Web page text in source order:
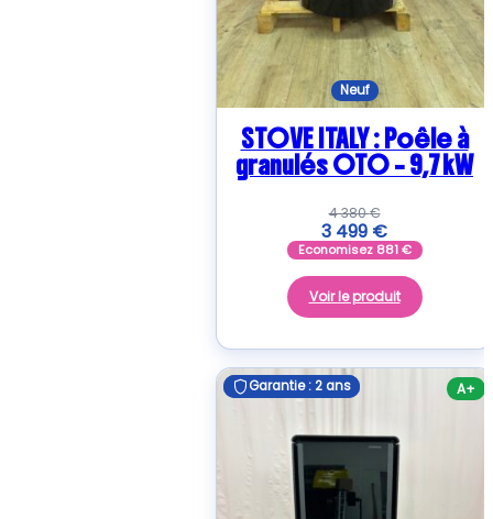
Neuf
STOVE ITALY : Poêle à
granulés OTO – 9,7 kW
4 380€
3 499 €
Economisez 881€
Voir le produit
A+
Garantie : 2 ans
Garantie : 2 ans